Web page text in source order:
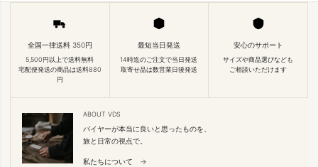
全国一律送料 350円
5,500円以上で送料無料
宅配便発送の商品は送料880
円
最短当日発送
14時迄のご注文で当日発送
取寄せ品は数営業日後発送
安心のサポート
サイズや商品選びなども
ご相談いただけます
ABOUT VDS
バイヤーが本当に良いと思ったものを、
旅と日常の視点で。
私たちについて →